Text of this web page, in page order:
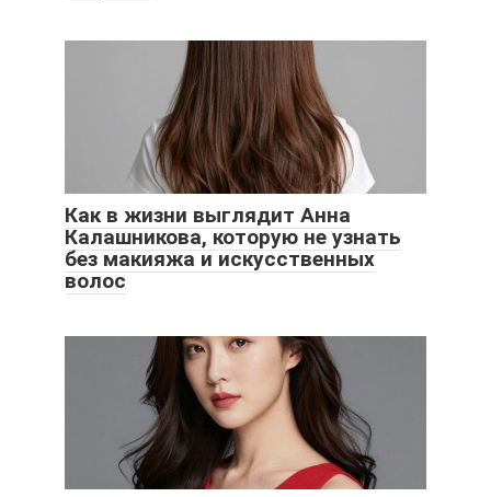
Как в жизни выглядит Анна
Калашникова, которую не узнать
без макияжа и искусственных
волос